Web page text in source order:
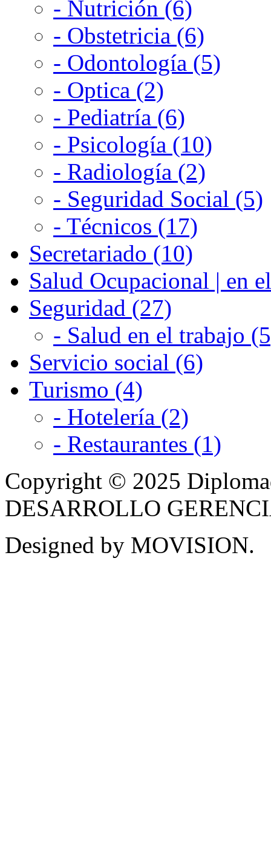
- Nutrición (6)
- Obstetricia (6)
- Odontología (5)
- Optica (2)
- Pediatría (6)
- Psicología (10)
- Radiología (2)
- Seguridad Social (5)
- Técnicos (17)
Secretariado (10)
Salud Ocupacional | en
Seguridad (27)
- Salud en el trabajo
Servicio social (6)
Turismo (4)
- Hotelería (2)
- Restaurantes (1)
Copyright © 2025
DESARROLLO
Designed by MOVISION.